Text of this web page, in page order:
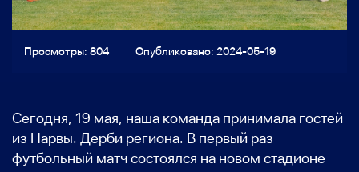
Просмотры: 804 Опубликовано: 2024-05-19
Сегодня, 19 мая, наша команда принимала гостей
из Нарвы. Дерби региона. В первый раз
футбольный матч состоялся на новом стадионе